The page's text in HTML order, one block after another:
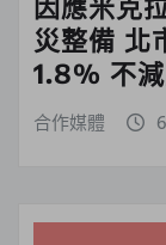
災整備 北
1.8% 不
合作媒體